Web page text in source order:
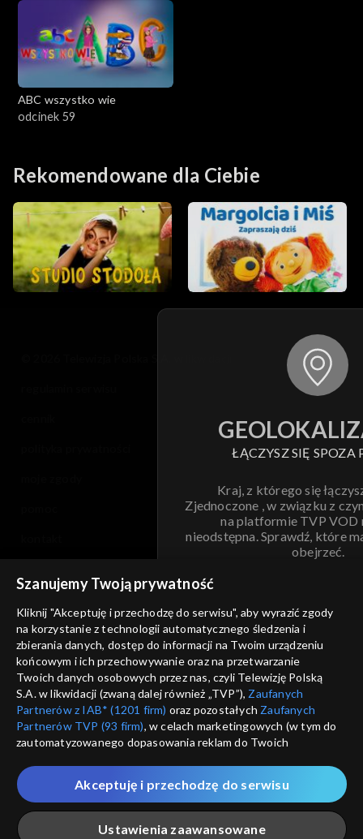
ABC wszystko wie
odcinek 59
Rekomendowane dla Ciebie
ŁĄCZYSZ SIĘ SPOZA
Kraj, z którego się
Zjednoczone , w związku z
na platformie TVP VOD
nieodstępna. Sprawdź, które
obejrzeć.
ANULUJ
informacje o dostawcy usług
Szanujemy Twoją prywatność
Kliknij "Akceptuję i przechodzę do serwisu", aby wyrazić zgody
na korzystanie z technologii automatycznego śledzenia i
zbierania danych, dostęp do informacji na Twoim urządzeniu
końcowym i ich przechowywanie oraz na przetwarzanie
Twoich danych osobowych przez nas, czyli Telewizję Polską
S.A. w likwidacji (zwaną dalej również „TVP”), Zaufanych
Partnerów z IAB* (1201 firm) oraz pozostałych Zaufanych
Partnerów TVP (93 firm), w celach marketingowych (w tym do
zautomatyzowanego dopasowania reklam do Twoich
które wskazujemy poniżej, a także zgody na udostępnianie
przez nas identyfikatora PPID do Google.
Twoje dane osobowe zbierane podczas odwiedzania przez
Ciebie naszych
poszczególnych serwisówzwanych dalej
Ustawienia zaawansowane
Akceptuję i przechodzę do serwisu